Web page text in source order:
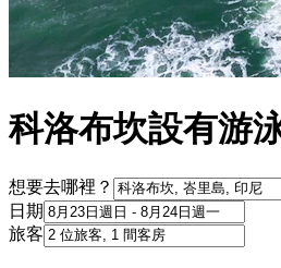
科洛布坎設有游
想要去哪裡？
日期
旅客